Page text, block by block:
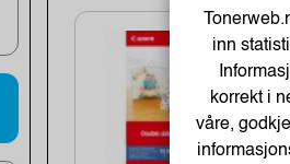
inn
korrekt i
våre,